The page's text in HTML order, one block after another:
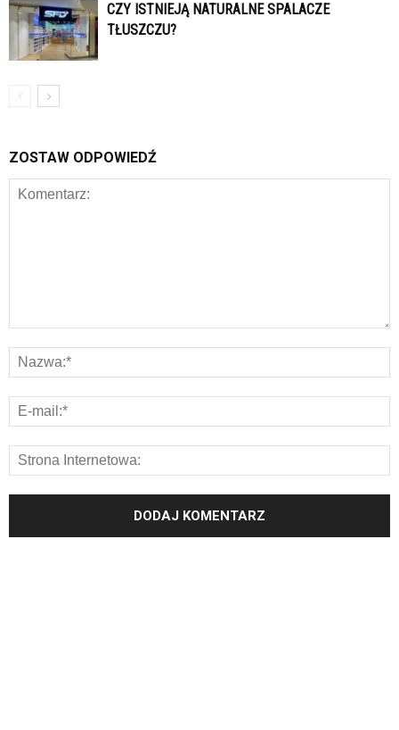
CZY ISTNIEJĄ NATURALNE SPALACZE
TŁUSZCZU?
ZOSTAW ODPOWIEDŹ